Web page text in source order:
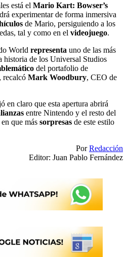
está el Mario Kart: Bowser’s
experimentar de forma inmersiva
de Mario, persiguiendo a los
tal y como en el videojuego.
World representa uno de las más
historia de los Universal Studios
del portafolio de
recalcó Mark Woodbury, CEO de
claro que esta apertura abrirá
entre Nintendo y el resto del
que más sorpresas de este estilo
PorRedacción
Editor: Juan Pablo Fernández